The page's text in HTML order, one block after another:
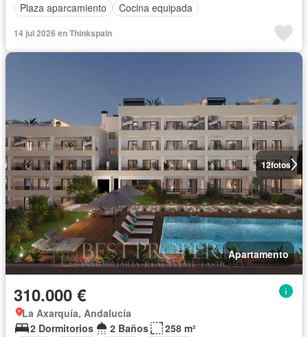
Plaza aparcamiento
Cocina equipada
14 jul 2026 en Thinkspain
12fotos
Apartamento
310.000 €
La Axarquía, Andalucía
2 Dormitorios
2 Baños
258 m²